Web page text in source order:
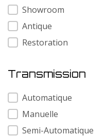
Showroom
Antique
Restoration
Transmission
Transmission
Automatique
Manuelle
Semi-Automatique